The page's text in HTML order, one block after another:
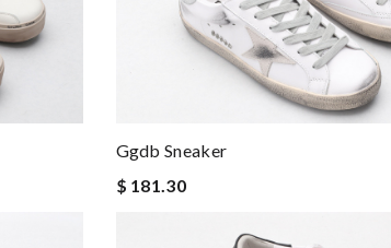
Ggdb Sneaker
$ 181.30